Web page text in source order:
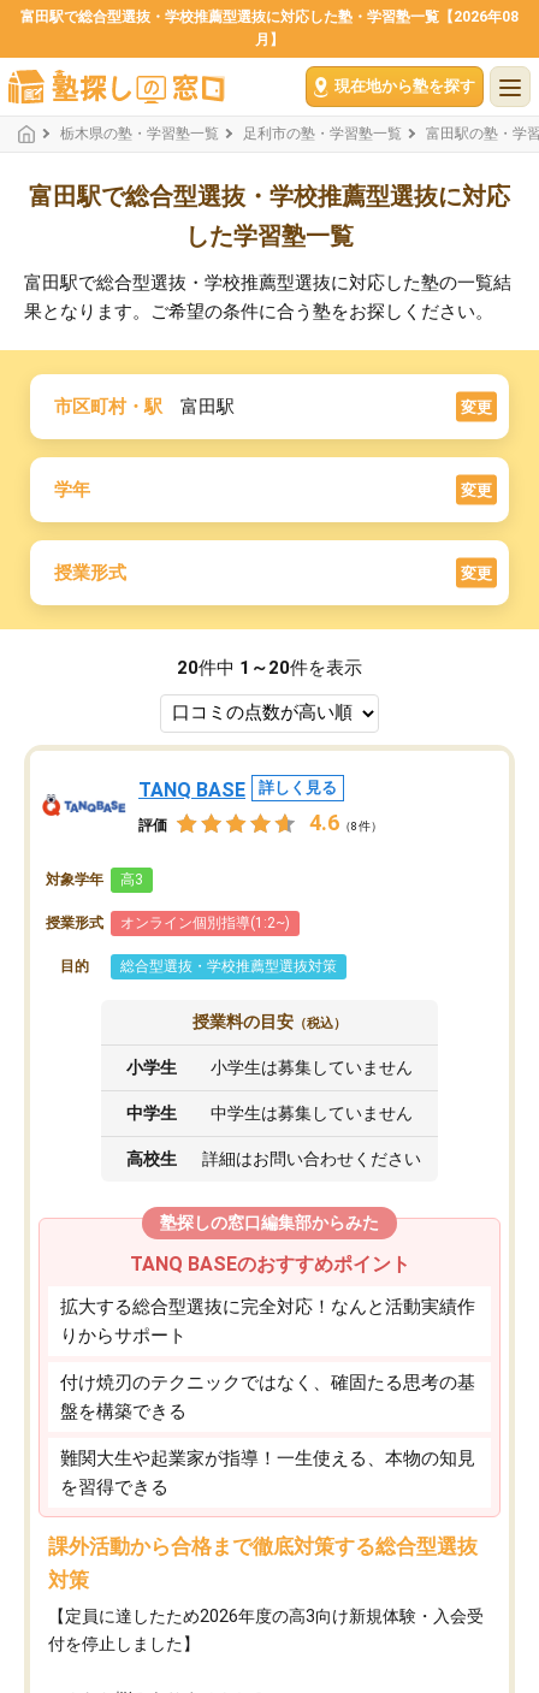
富田駅で総合型選抜・学校推薦型選抜に対応した塾・学習塾一覧【2026年08
月】
現在地から塾を探す
栃木県の塾・学習塾一覧 足利市の塾・学習塾一覧 富田駅の塾・学
富田駅で総合型選抜・学校推薦型選抜に対応
した学習塾一覧
富田駅で総合型選抜・学校推薦型選抜に対応した塾の一覧結
果となります。ご希望の条件に合う塾をお探しください。
市区町村・駅 富田駅 変更
学年 変更
授業形式 変更
20件中 1～20件を表示
TANQ BASE 詳しく見る
評価 4.6 （8件）
対象学年 高3
授業形式 オンライン個別指導(1:2~)
目的 総合型選抜・学校推薦型選抜対策
授業料の目安 （税込）
小学生 小学生は募集していません
中学生 中学生は募集していません
高校生 詳細はお問い合わせください
塾探しの窓口編集部からみた
TANQ BASEのおすすめポイント
拡大する総合型選抜に完全対応！なんと活動実績作
りからサポート
付け焼刃のテクニックではなく、確固たる思考の基
盤を構築できる
難関大生や起業家が指導！一生使える、本物の知見
を習得できる
課外活動から合格まで徹底対策する総合型選抜
対策
【定員に達したため2026年度の高3向け新規体験・入会受
付を停止しました】